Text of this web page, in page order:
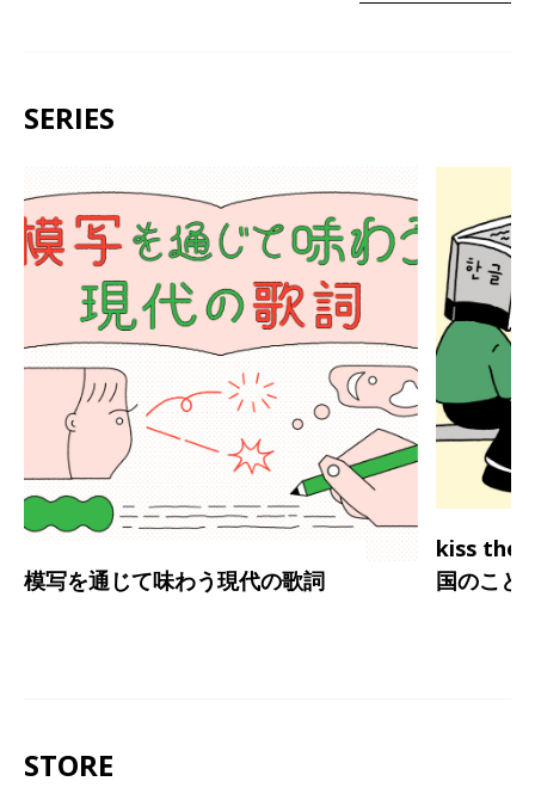
SERIES
模写を通じて味わう現代の歌詞
kiss the
国のこと
STORE